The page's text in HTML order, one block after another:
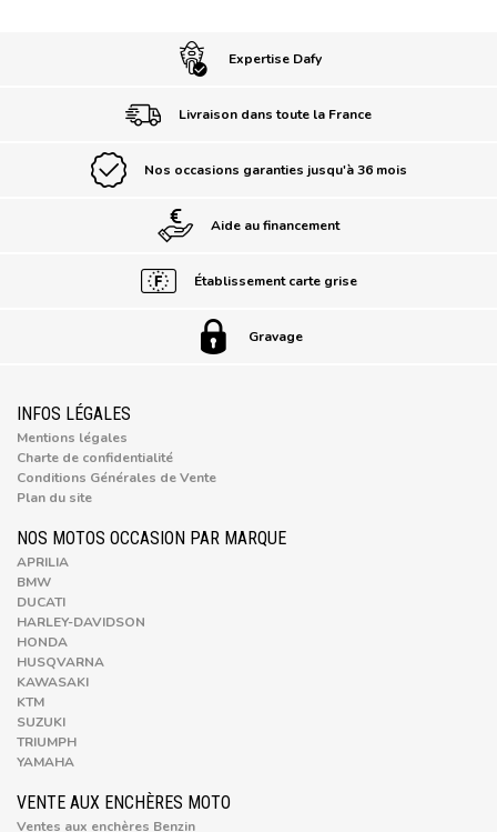
Expertise Dafy
Livraison dans toute la France
Nos occasions garanties jusqu'à 36 mois
Aide au financement
Établissement carte grise
Gravage
INFOS LÉGALES
Mentions légales
Charte de confidentialité
Conditions Générales de Vente
Plan du site
NOS MOTOS OCCASION PAR MARQUE
APRILIA
BMW
DUCATI
HARLEY-DAVIDSON
HONDA
HUSQVARNA
KAWASAKI
KTM
SUZUKI
TRIUMPH
YAMAHA
VENTE AUX ENCHÈRES MOTO
Ventes aux enchères Benzin